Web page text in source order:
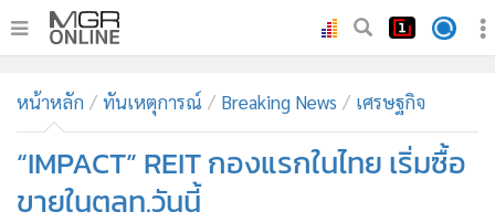
ทันเหตุการณ์
• ภาคใต้
ภูมิภาค
หน้าหลัก ทันเหตุการณ์ Breaking News เศรษฐกิจ
“IMPACT” REIT กองแรกในไทย เริ่มซื้อ
ขายในตลท.วันนี้